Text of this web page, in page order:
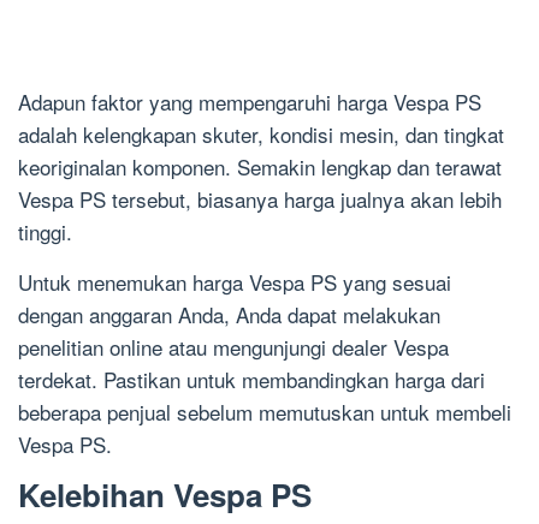
Adapun faktor yang mempengaruhi harga Vespa PS
adalah kelengkapan skuter, kondisi mesin, dan tingkat
keoriginalan komponen. Semakin lengkap dan terawat
Vespa PS tersebut, biasanya harga jualnya akan lebih
tinggi.
Untuk menemukan harga Vespa PS yang sesuai
dengan anggaran Anda, Anda dapat melakukan
penelitian online atau mengunjungi dealer Vespa
terdekat. Pastikan untuk membandingkan harga dari
beberapa penjual sebelum memutuskan untuk membeli
Vespa PS.
Kelebihan Vespa PS